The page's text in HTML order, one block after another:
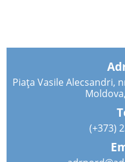
Piața Vasile Alecsandri,
(+373)